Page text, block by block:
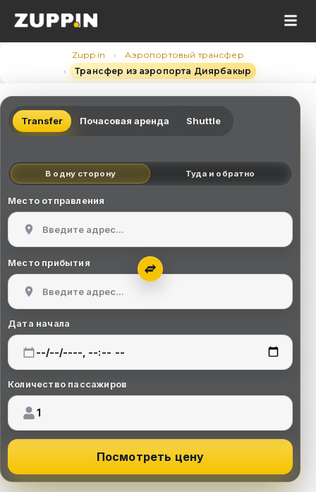
Zupp.in ›
Аэропортовый трансфер
›
Трансфер из аэропорта Диярбакыр
Transfer Почасовая аренда Shuttle
В одну сторону Туда и обратно
Место отправления
Место прибытия
Дата начала
Количество пассажиров
Посмотреть цену